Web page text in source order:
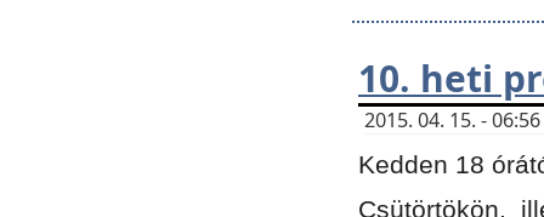
10. heti
2015. 04. 15. -
Kedden 18
Csütörtökön,